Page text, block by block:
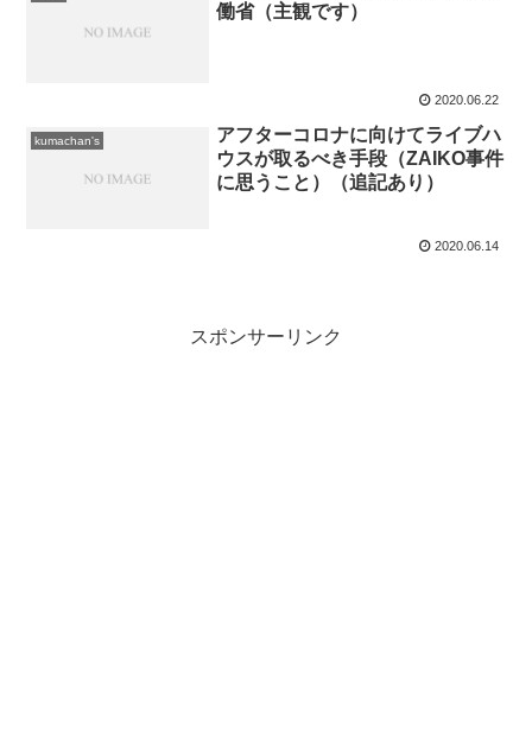
働省（主観です）
2020.06.22
kumachan's
アフターコロナに向けてライブハ
ウスが取るべき手段（ZAIKO事件
に思うこと）（追記あり）
2020.06.14
スポンサーリンク